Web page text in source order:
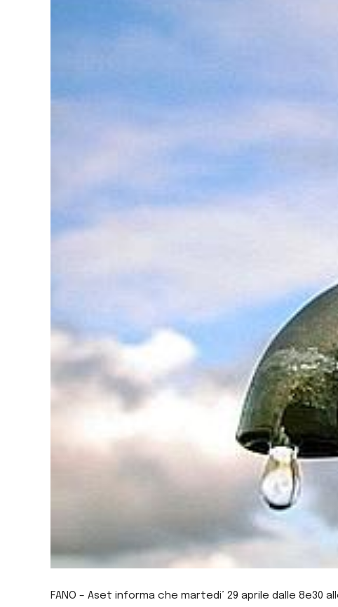
FANO – Aset informa che martedi’ 29 aprile dalle 8e30